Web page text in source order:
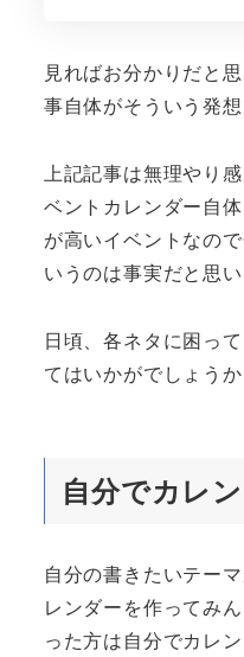
見ればお分かりだと
事自体がそういう発
上記記事は無理やり
ベントカレンダー自
が高いイベントなの
いうのは事実だと思い
日頃、各ネタに困っ
てはいかがでしょうか
自分でカレ
自分の書きたいテー
レンダーを作ってみ
った方は自分でカレ